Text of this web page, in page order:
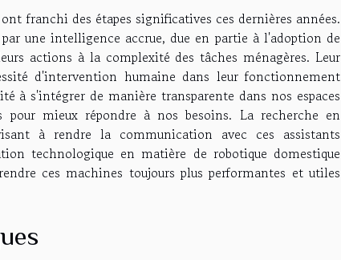
franchi des étapes significatives ces dernières années.
une intelligence accrue, due en partie à l'adoption de
actions à la complexité des tâches ménagères. Leur
d'intervention humaine dans leur fonctionnement
à s'intégrer de manière transparente dans nos espaces
mieux répondre à nos besoins. La recherche en
à rendre la communication avec ces assistants
technologique en matière de robotique domestique
ces machines toujours plus performantes et utiles